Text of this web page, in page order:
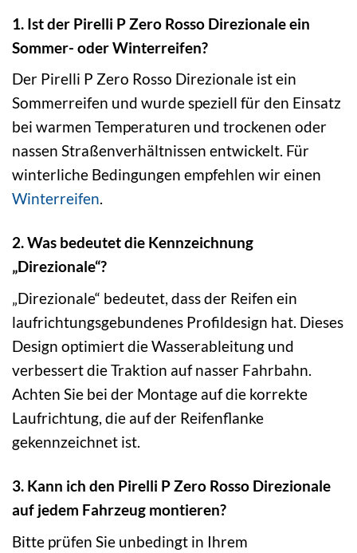
1. Ist der Pirelli P Zero Rosso Direzionale ein
Sommer- oder Winterreifen?
Der Pirelli P Zero Rosso Direzionale ist ein
Sommerreifen und wurde speziell für den Einsatz
bei warmen Temperaturen und trockenen oder
nassen Straßenverhältnissen entwickelt. Für
winterliche Bedingungen empfehlen wir einen
Winterreifen.
2. Was bedeutet die Kennzeichnung
„Direzionale“?
„Direzionale“ bedeutet, dass der Reifen ein
laufrichtungsgebundenes Profildesign hat. Dieses
Design optimiert die Wasserableitung und
verbessert die Traktion auf nasser Fahrbahn.
Achten Sie bei der Montage auf die korrekte
Laufrichtung, die auf der Reifenflanke
gekennzeichnet ist.
3. Kann ich den Pirelli P Zero Rosso Direzionale
auf jedem Fahrzeug montieren?
Bitte prüfen Sie unbedingt in Ihrem